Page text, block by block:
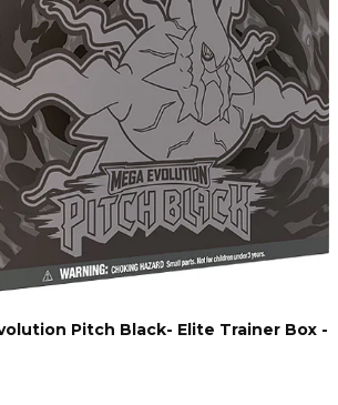
Pitch Black- Elite Trainer Box -